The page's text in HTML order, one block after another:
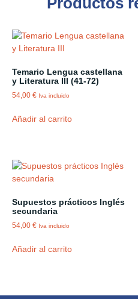
Temario Lengua castellana
y Literatura III (41-72)
54,00 € Iva incluido
Añadir al carrito
Supuestos prácticos Inglés
secundaria
54,00 € Iva incluido
Añadir al carrito